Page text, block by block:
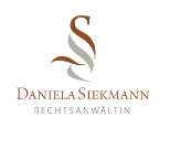
Inhalt
springen